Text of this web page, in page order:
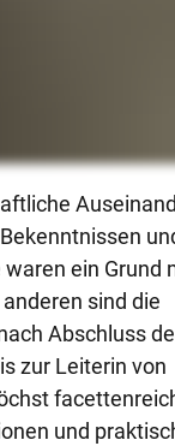
ein Grund
sind die
Abschluss
zur Leiterin von
und